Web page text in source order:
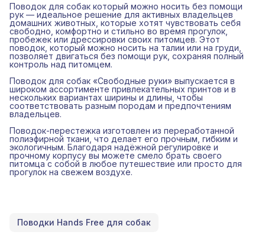
Поводок для собак который можно носить без помощи
рук — идеальное решение для активных владельцев
домашних животных, которые хотят чувствовать себя
свободно, комфортно и стильно во время прогулок,
пробежек или дрессировки своих питомцев. Этот
поводок, который можно носить на талии или на груди,
позволяет двигаться без помощи рук, сохраняя полный
контроль над питомцем.
Поводок для собак «Свободные руки» выпускается в
широком ассортименте привлекательных принтов и в
нескольких вариантах ширины и длины, чтобы
соответствовать разным породам и предпочтениям
владельцев.
Поводок-перестежка изготовлен из переработанной
полиэфирной ткани, что делает его прочным, гибким и
экологичным. Благодаря надёжной регулировке и
прочному корпусу вы можете смело брать своего
питомца с собой в любое путешествие или просто для
прогулок на свежем воздухе.
Поводки Hands Free для собак